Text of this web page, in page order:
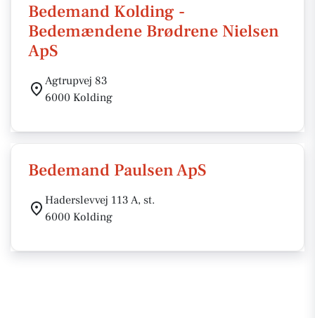
Bedemand Kolding -
Bedemændene Brødrene Nielsen
ApS
Agtrupvej 83
6000 Kolding
Bedemand Paulsen ApS
Haderslevvej 113 A, st.
6000 Kolding